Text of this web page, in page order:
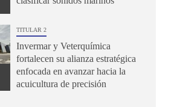
TITULAR 2
Invermar y Veterquímica
fortalecen su alianza estratégica
enfocada en avanzar hacia la
acuicultura de precisión